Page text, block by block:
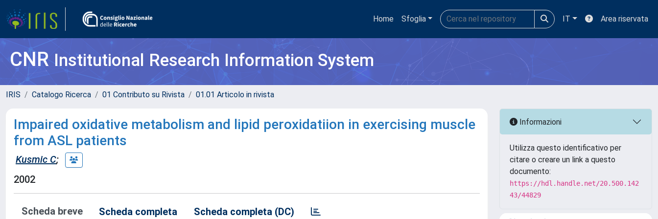
Home Sfoglia IT Area riservata
CNRInstitutional Research Information System
IRIS Catalogo Ricerca 01 Contributo su Rivista 01.01 Articolo in rivista
Impaired oxidative metabolism and lipid peroxidatiion in exercising muscle
from ASL patients
Kusmic C;
2002
Scheda breve Scheda completa Scheda completa (DC)
Informazioni
Utilizza questo identificativo per
citare o creare un link a questo
documento:
https://hdl.handle.net/20.500.142
43/44829